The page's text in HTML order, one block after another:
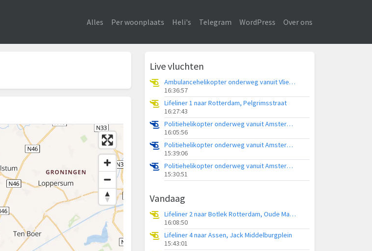
Alles Per woonplaats Heli's Telegram WordPress Over ons
Live vluchten
Ambulancehelikopter onderweg vanuit Vliegbasis Leeuwarden
16:36:57
Lifeliner 1 naar Rotterdam, Pelgrimsstraat
16:27:43
Politiehelikopter onderweg vanuit Amsterdam Vliegveld Schiphol
16:05:56
Politiehelikopter onderweg vanuit Amsterdam Vliegveld Schiphol
15:39:06
Politiehelikopter onderweg vanuit Amsterdam Vliegveld Schiphol
15:30:51
Vandaag
Lifeliner 2 naar Botlek Rotterdam, Oude Maasweg
16:08:50
Lifeliner 4 naar Assen, Jack Middelburgplein
15:43:01